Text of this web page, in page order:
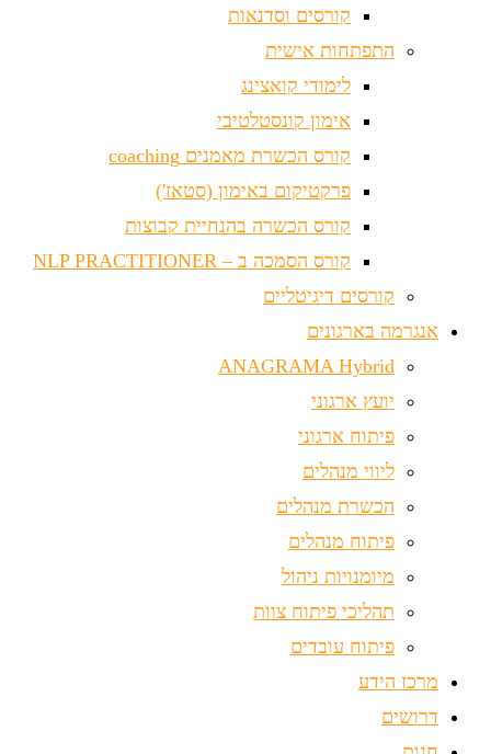
קורסים וסדנאות
התפתחות אישית
לימודי קואצינג
אימון קונסטלטיבי
קורס הכשרת מאמנים coaching
פרקטיקום באימון (סטאז')
קורס הכשרה בהנחיית קבוצות
קורס הסמכה ב – NLP PRACTITIONER
קורסים דיגיטליים
אנגרמה בארגונים
ANAGRAMA Hybrid
יועץ ארגוני
פיתוח ארגוני
ליווי מנהלים
הכשרת מנהלים
פיתוח מנהלים
מיומנויות ניהול
תהליכי פיתוח צוות
פיתוח עובדים
מרכז הידע
דרושים